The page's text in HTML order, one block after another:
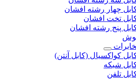
چهار رشته افشان
تخت افشان
پنج رشته افشان
کواکسیال (کابل آنتن)
شبکه
تلفن